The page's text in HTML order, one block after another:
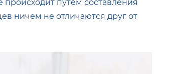
происходит путем составления
ничем не отличаются друг от